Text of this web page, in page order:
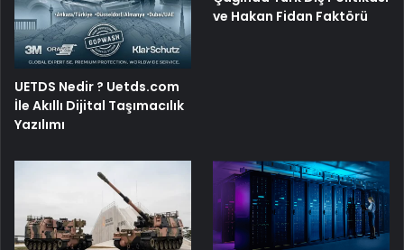
UETDS Nedir ? Uetds.com
İle Akıllı Dijital Taşımacılık
Yazılımı
ve Hakan Fidan Faktörü